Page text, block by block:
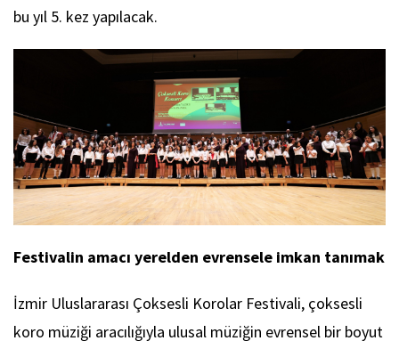
bu yıl 5. kez yapılacak.
Festivalin amacı yerelden evrensele imkan tanımak
İzmir Uluslararası Çoksesli Korolar Festivali, çoksesli
koro müziği aracılığıyla ulusal müziğin evrensel bir boyut